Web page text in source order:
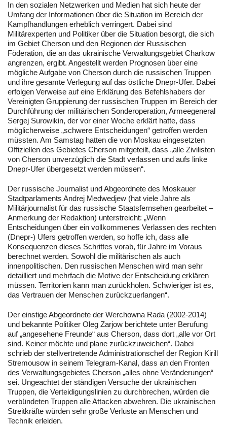
In den sozialen Netzwerken und Medien hat sich heute der
Umfang der Informationen über die Situation im Bereich der
Kampfhandlungen erheblich verringert. Dabei sind
Militärexperten und Politiker über die Situation besorgt, die sich
im Gebiet Cherson und den Regionen der Russischen
Föderation, die an das ukrainische Verwaltungsgebiet Charkow
angrenzen, ergibt. Angestellt werden Prognosen über eine
mögliche Aufgabe von Cherson durch die russischen Truppen
und ihre gesamte Verlegung auf das östliche Dnepr-Ufer. Dabei
erfolgen Verweise auf eine Erklärung des Befehlshabers der
Vereinigten Gruppierung der russischen Truppen im Bereich der
Durchführung der militärischen Sonderoperation, Armeegeneral
Sergej Surowikin, der vor einer Woche erklärt hatte, dass
möglicherweise „schwere Entscheidungen“ getroffen werden
müssten. Am Samstag hatten die von Moskau eingesetzten
Offiziellen des Gebietes Cherson mitgeteilt, dass „alle Zivilisten
von Cherson unverzüglich die Stadt verlassen und aufs linke
Dnepr-Ufer übergesetzt werden müssen“.
Der russische Journalist und Abgeordnete des Moskauer
Stadtparlaments Andrej Medwedjew (hat viele Jahre als
Militärjournalist für das russische Staatsfernsehen gearbeitet –
Anmerkung der Redaktion) unterstreicht: „Wenn
Entscheidungen über ein vollkommenes Verlassen des rechten
(Dnepr-) Ufers getroffen werden, so hoffe ich, dass alle
Konsequenzen dieses Schrittes vorab, für Jahre im Voraus
berechnet werden. Sowohl die militärischen als auch
innenpolitischen. Den russischen Menschen wird man sehr
detailliert und mehrfach die Motive der Entscheidung erklären
müssen. Territorien kann man zurückholen. Schwieriger ist es,
das Vertrauen der Menschen zurückzuerlangen“.
Der einstige Abgeordnete der Werchowna Rada (2002-2014)
und bekannte Politiker Oleg Zarjow berichtete unter Berufung
auf „angesehene Freunde“ aus Cherson, dass dort „alle vor Ort
sind. Keiner möchte und plane zurückzuweichen“. Dabei
schrieb der stellvertretende Administrationschef der Region Kirill
Stremousow in seinem Telegram-Kanal, dass an den Fronten
des Verwaltungsgebietes Cherson „alles ohne Veränderungen“
sei. Ungeachtet der ständigen Versuche der ukrainischen
Truppen, die Verteidigungslinien zu durchbrechen, würden die
verbündeten Truppen alle Attacken abwehren. Die ukrainischen
Streitkräfte würden sehr große Verluste an Menschen und
Technik erleiden.